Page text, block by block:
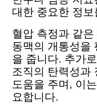
대한 중요한 정
혈압 측정과 같
동맥의 개통성을
을 줍니다. 추가
조직의 탄력성과
도움을 주며, 이
요합니다.